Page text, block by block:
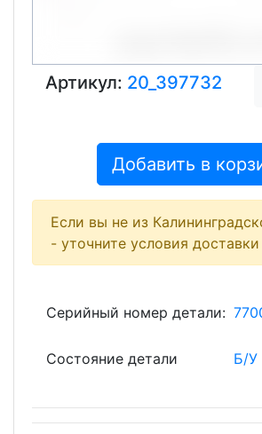
Артикул: 20_397732
Добавить в
Если вы не из
- уточните условия доставки
Серийный номер детали:
Состояние детали Б/У